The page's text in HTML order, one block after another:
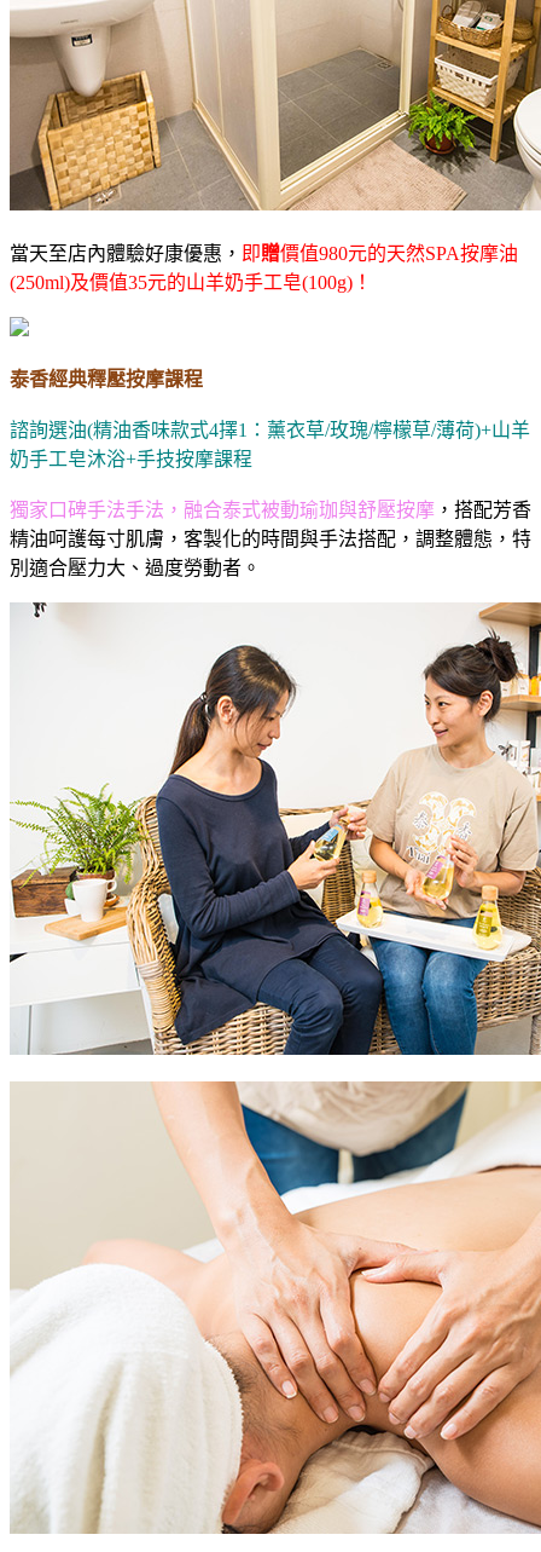
當天至店內體驗好康優惠， 即贈價值980元的天然SPA按摩油
(250ml)及價值35元的山羊奶手工皂(100g)！
泰香經典釋壓按摩課程
諮詢選油(精油香味款式4擇1：薰衣草/玫瑰/檸檬草/薄荷)+山羊
奶手工皂沐浴+手技按摩課程
獨家口碑手法手法，融合泰式被動瑜珈與舒壓按摩 ，搭配芳香
精油呵護每寸肌膚，客製化的時間與手法搭配，調整體態，特
別適合壓力大、過度勞動者。